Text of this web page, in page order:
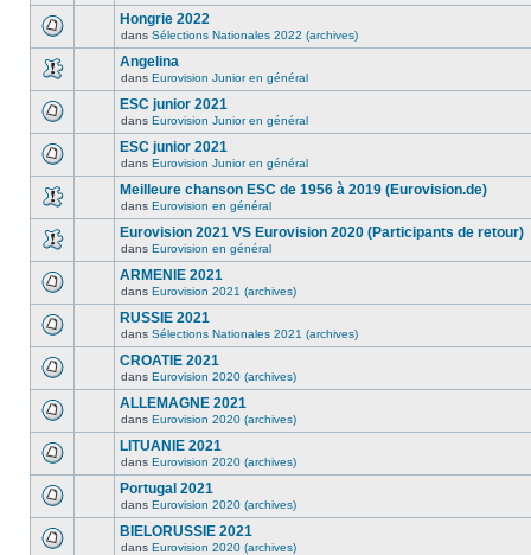
Hongrie 2022
dans Sélections Nationales 2022 (archives)
Angelina
dans Eurovision Junior en général
ESC junior 2021
dans Eurovision Junior en général
ESC junior 2021
dans Eurovision Junior en général
Meilleure chanson ESC de 1956 à 2019 (Eurovision.de)
dans Eurovision en général
Eurovision 2021 VS Eurovision 2020 (Participants de retour)
dans Eurovision en général
ARMENIE 2021
dans Eurovision 2021 (archives)
RUSSIE 2021
dans Sélections Nationales 2021 (archives)
CROATIE 2021
dans Eurovision 2020 (archives)
ALLEMAGNE 2021
dans Eurovision 2020 (archives)
LITUANIE 2021
dans Eurovision 2020 (archives)
Portugal 2021
dans Eurovision 2020 (archives)
BIELORUSSIE 2021
dans Eurovision 2020 (archives)